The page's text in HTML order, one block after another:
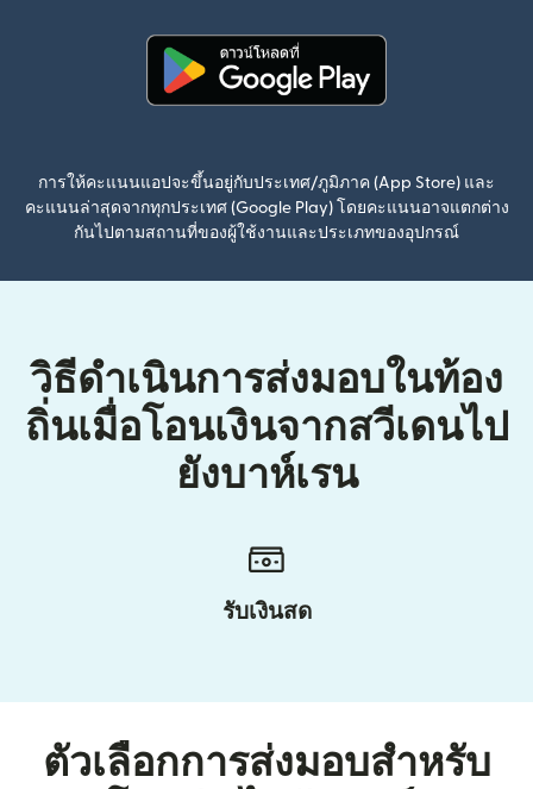
การให้คะแนนแอปจะขึ้นอยู่กับประเทศ/ภูมิภาค (App Store) และ
คะแนนล่าสุดจากทุกประเทศ (Google Play) โดยคะแนนอาจแตกต่าง
กันไปตามสถานที่ของผู้ใช้งานและประเภทของอุปกรณ์
วิธีดำเนินการส่งมอบในท้อง
ถิ่นเมื่อโอนเงินจากสวีเดนไป
ยังบาห์เรน
รับเงินสด
ตัวเลือกการส่งมอบสำหรับ